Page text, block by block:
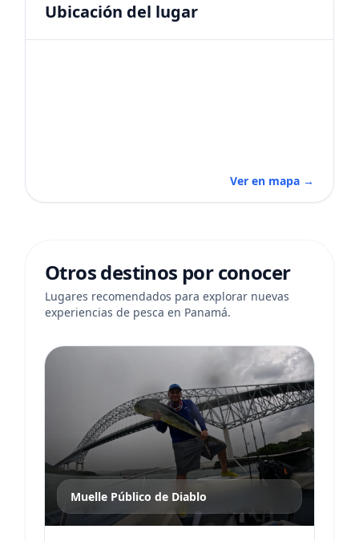
Ubicación del lugar
Ver en mapa →
Otros destinos por conocer
Lugares recomendados para explorar nuevas
experiencias de pesca en Panamá.
Muelle Público de Diablo